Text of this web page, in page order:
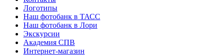
Логотипы
Наш фотобанк в ТАСС
Наш фотобанк в Лори
Экскурсии
Академия СПВ
Интернет-магазин